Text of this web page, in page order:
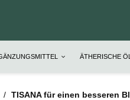
ÄTHERISCHE
TISANA für einen besseren